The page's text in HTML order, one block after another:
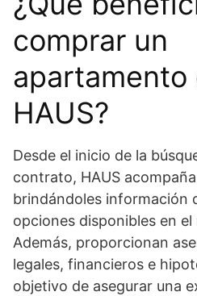
comprar un
apartamento
HAUS?
Desde el inicio de la
contrato, HAUS
brindándoles información
opciones disponibles en
Además, proporcionan
legales, financieros e
objetivo de asegurar una